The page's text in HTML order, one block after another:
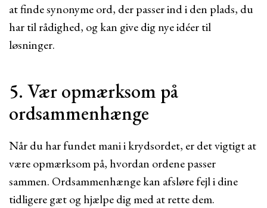
at finde synonyme ord, der passer ind i den plads, du
har til rådighed, og kan give dig nye idéer til
løsninger.
5. Vær opmærksom på
ordsammenhænge
Når du har fundet mani i krydsordet, er det vigtigt at
være opmærksom på, hvordan ordene passer
sammen. Ordsammenhænge kan afsløre fejl i dine
tidligere gæt og hjælpe dig med at rette dem.